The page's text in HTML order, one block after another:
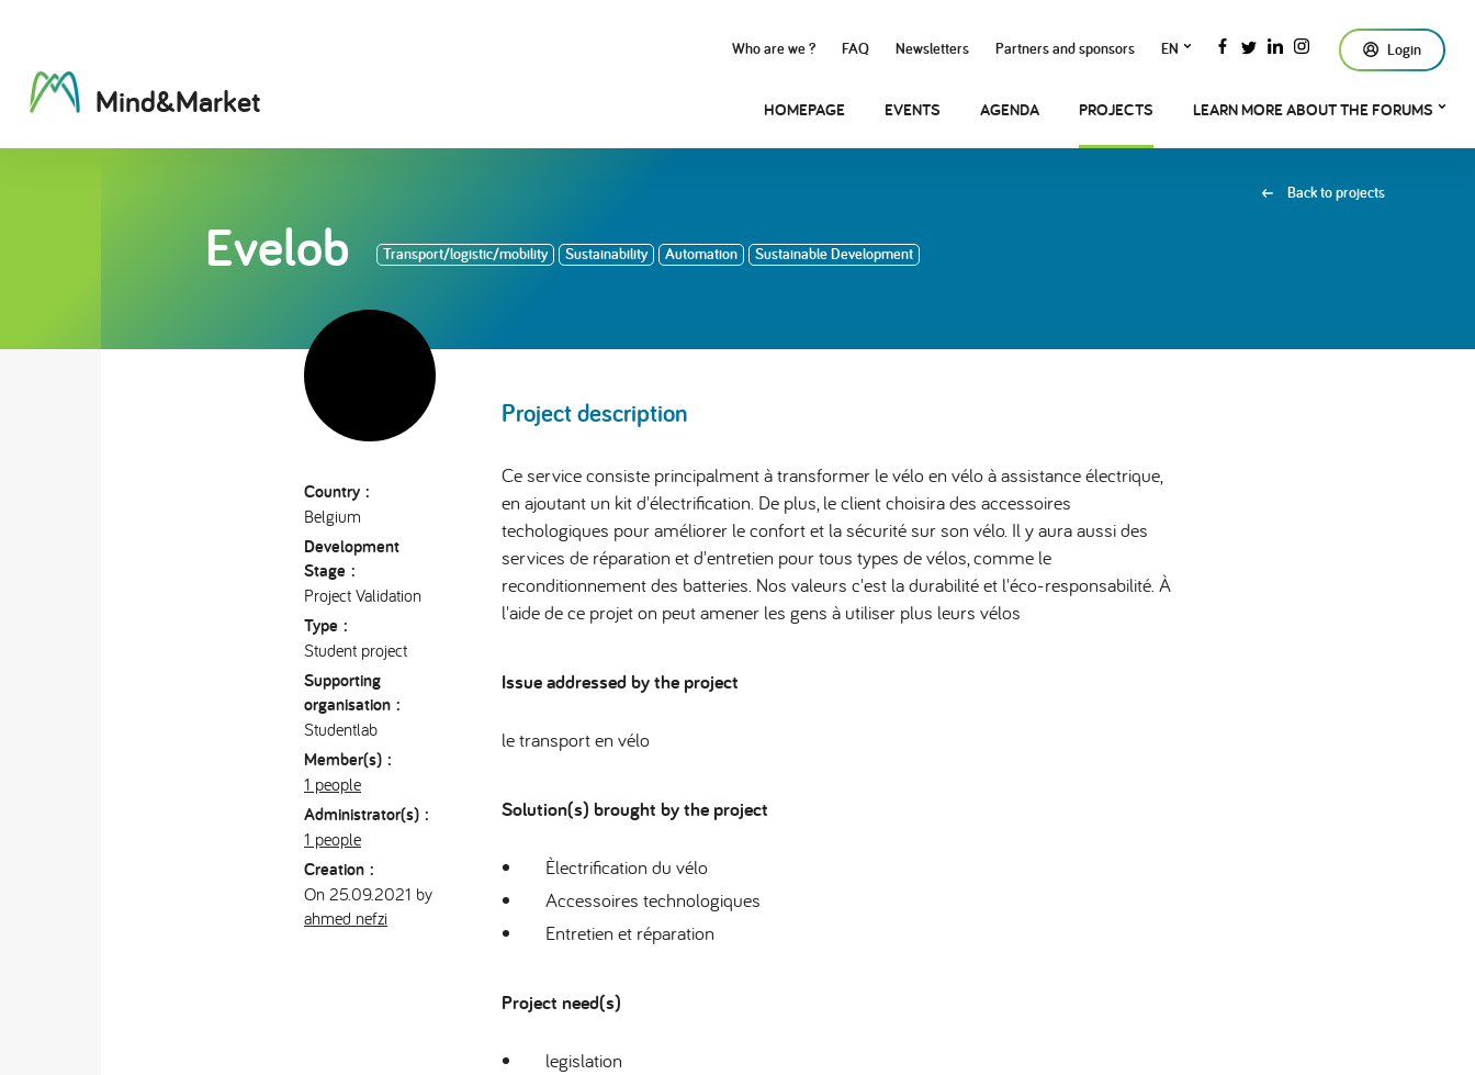
Mind&Market
Who are we ? FAQ Newsletters Partners and sponsors EN Login
HOMEPAGE EVENTS AGENDA PROJECTS LEARN MORE ABOUT THE FORUMS
Evelob Transport/logistic/mobility Sustainability Automation Sustainable Development
Back to projects
Country :
Belgium
Development
Stage :
Project Validation
Type :
Student project
Supporting
organisation :
Studentlab
Member(s) :
1 people
Administrator(s) :
1 people
Creation :
On 25.09.2021 by
ahmed nefzi
Project description
Ce service consiste principalment à transformer le vélo en vélo à assistance électrique,
en ajoutant un kit d'électrification. De plus, le client choisira des accessoires
techologiques pour améliorer le confort et la sécurité sur son vélo. Il y aura aussi des
services de réparation et d'entretien pour tous types de vélos, comme le
reconditionnement des batteries. Nos valeurs c'est la durabilité et l'éco-responsabilité. À
l'aide de ce projet on peut amener les gens à utiliser plus leurs vélos
Issue addressed by the project
le transport en vélo
Solution(s) brought by the project
Èlectrification du vélo
Accessoires technologiques
Entretien et réparation
Project need(s)
legislation